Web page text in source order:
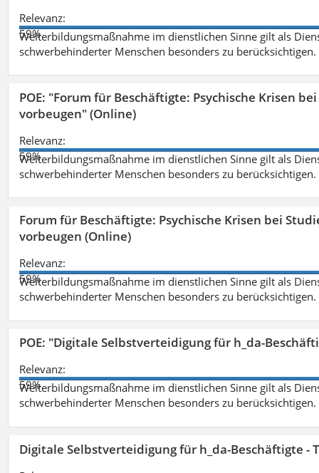
Relevanz:
59%
Weiterbildungsmaßnahme im dienstlichen Sinne gilt als
schwerbehinderter Menschen besonders zu berücksichtigen.
POE: "Forum für Beschäftigte: Psychische Krisen
vorbeugen" (Online)
Relevanz:
59%
Weiterbildungsmaßnahme im dienstlichen Sinne gilt als
schwerbehinderter Menschen besonders zu berücksichtigen.
Forum für Beschäftigte: Psychische Krisen bei
vorbeugen (Online)
Relevanz:
59%
Weiterbildungsmaßnahme im dienstlichen Sinne gilt als
schwerbehinderter Menschen besonders zu berücksichtigen.
POE: "Digitale Selbstverteidigung für h_da-
Relevanz:
59%
Weiterbildungsmaßnahme im dienstlichen Sinne gilt als
schwerbehinderter Menschen besonders zu berücksichtigen.
Digitale Selbstverteidigung für h_da-Beschäftigte -